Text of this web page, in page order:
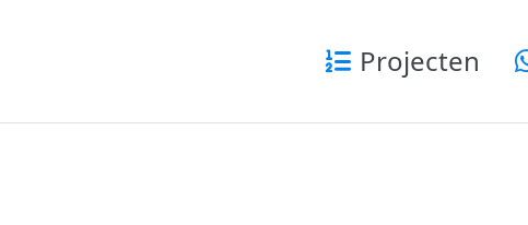
Projecten